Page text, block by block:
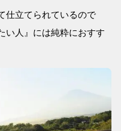
仕立てられているので
い人』には純粋におすす